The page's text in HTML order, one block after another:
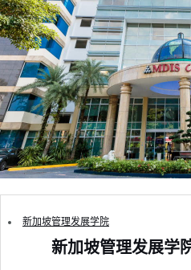
新加坡管理发展学院
新加坡管理发展学